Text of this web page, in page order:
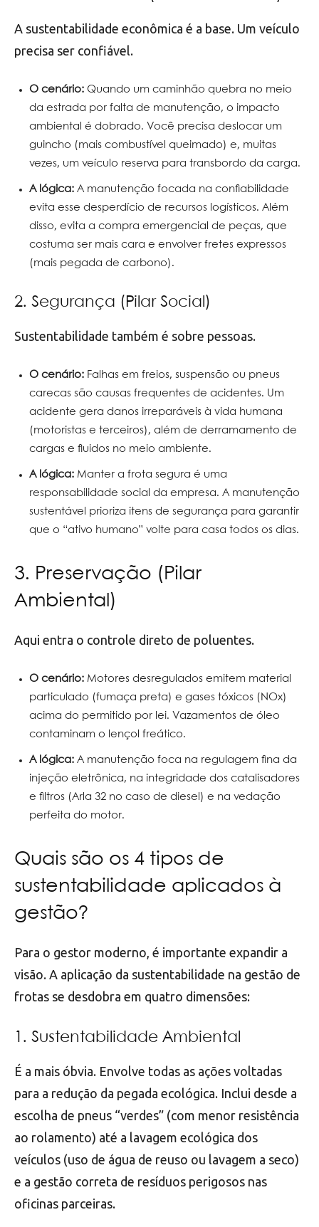
A sustentabilidade econômica é a base. Um veículo
precisa ser confiável.
O cenário: Quando um caminhão quebra no meio
da estrada por falta de manutenção, o impacto
ambiental é dobrado. Você precisa deslocar um
guincho (mais combustível queimado) e, muitas
vezes, um veículo reserva para transbordo da carga.
A lógica: A manutenção focada na confiabilidade
evita esse desperdício de recursos logísticos. Além
disso, evita a compra emergencial de peças, que
costuma ser mais cara e envolver fretes expressos
(mais pegada de carbono).
2. Segurança (Pilar Social)
Sustentabilidade também é sobre pessoas.
O cenário: Falhas em freios, suspensão ou pneus
carecas são causas frequentes de acidentes. Um
acidente gera danos irreparáveis à vida humana
(motoristas e terceiros), além de derramamento de
cargas e fluidos no meio ambiente.
A lógica: Manter a frota segura é uma
responsabilidade social da empresa. A manutenção
sustentável prioriza itens de segurança para garantir
que o “ativo humano” volte para casa todos os dias.
3. Preservação (Pilar
Ambiental)
Aqui entra o controle direto de poluentes.
O cenário: Motores desregulados emitem material
particulado (fumaça preta) e gases tóxicos (NOx)
acima do permitido por lei. Vazamentos de óleo
contaminam o lençol freático.
A lógica: A manutenção foca na regulagem fina da
injeção eletrônica, na integridade dos catalisadores
e filtros (Arla 32 no caso de diesel) e na vedação
perfeita do motor.
Quais são os 4 tipos de
sustentabilidade aplicados à
gestão?
Para o gestor moderno, é importante expandir a
visão. A aplicação da sustentabilidade na gestão de
frotas se desdobra em quatro dimensões:
1. Sustentabilidade Ambiental
É a mais óbvia. Envolve todas as ações voltadas
para a redução da pegada ecológica. Inclui desde a
escolha de pneus “verdes” (com menor resistência
ao rolamento) até a lavagem ecológica dos
veículos (uso de água de reuso ou lavagem a seco)
e a gestão correta de resíduos perigosos nas
oficinas parceiras.